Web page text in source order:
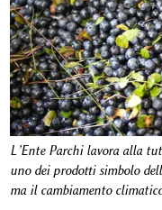
L’Ente Parchi lavora alla
uno dei prodotti simbolo
ma il cambiamento